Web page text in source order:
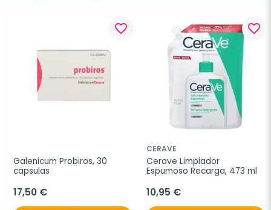
favorite_border
Galenicum Probiros, 30
capsulas
17,50 €
favorite_border
CERAVE
Cerave Limpiador
Espumoso Recarga, 473 ml
10,95 €